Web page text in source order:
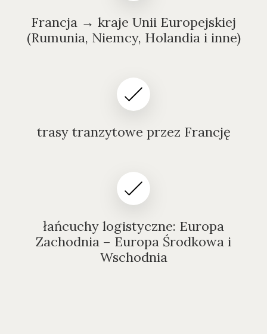
Francja → kraje Unii Europejskiej
(Rumunia, Niemcy, Holandia i inne)
trasy tranzytowe przez Francję
łańcuchy logistyczne: Europa
Zachodnia – Europa Środkowa i
Wschodnia